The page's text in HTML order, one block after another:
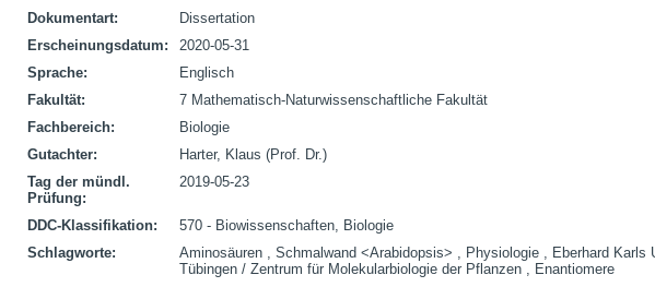
Dokumentart:
Dissertation
Erscheinungsdatum:
2020-05-31
Sprache:
Englisch
Fakultät:
7 Mathematisch-Naturwissenschaftliche Fakultät
Fachbereich:
Biologie
Gutachter:
Harter, Klaus (Prof. Dr.)
Tag der mündl.
Prüfung:
2019-05-23
DDC-Klassifikation:
570 - Biowissenschaften, Biologie
Schlagworte:
Aminosäuren , Schmalwand <Arabidopsis> , Physiologie , Eberhard Karls
Tübingen / Zentrum für Molekularbiologie der Pflanzen , Enantiomere